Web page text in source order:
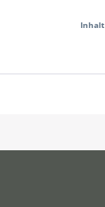
Inhalt